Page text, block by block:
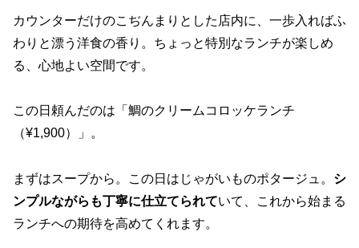
カウンターだけのこぢんまりとした店内に、一歩入ればふ
わりと漂う洋食の香り。ちょっと特別なランチが楽しめ
る、心地よい空間です。
この日頼んだのは「鯛のクリームコロッケランチ
（¥1,900）」。
まずはスープから。この日はじゃがいものポタージュ。 シ
ンプルながらも丁寧に仕立てられていて、これから始まる
ランチへの期待を高めてくれます。